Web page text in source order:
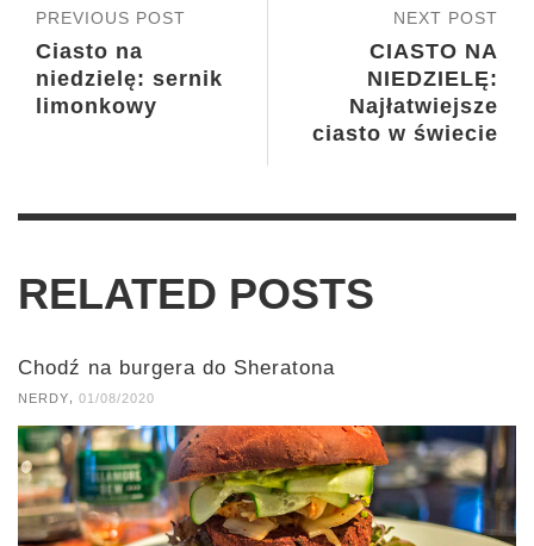
NEXT POST
CIASTO NA
NIEDZIELĘ:
Najłatwiejsze
ciasto w świecie
PREVIOUS POST
Ciasto na
niedzielę: sernik
limonkowy
RELATED POSTS
Chodź na burgera do Sheratona
NERDY 01/08/2020